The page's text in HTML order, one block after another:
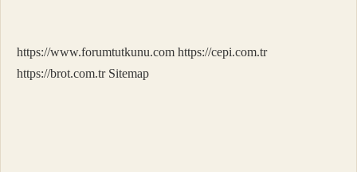
https://www.forumtutkunu.com https://cepi.com.tr
https://brot.com.tr Sitemap